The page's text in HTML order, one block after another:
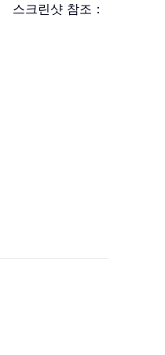
스크린샷 참조：